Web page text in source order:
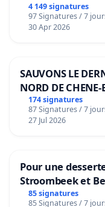
4 149 signatures
97 Signatures / 7
30 Apr 2026
SAUVONS LE
NORD DE CHENE-
174 signatures
87 Signatures / 7
27 Jul 2026
Pour une
Stroombeek et
bediening van
85 signatures
85 Signatures / 7